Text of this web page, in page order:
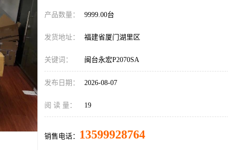
产品数量： 9999.00台
发货地址： 福建省厦门湖里区
关键词： 闽台永宏P2070SA
发布日期： 2026-08-07
阅 读 量： 19
销售电话： 13599928764